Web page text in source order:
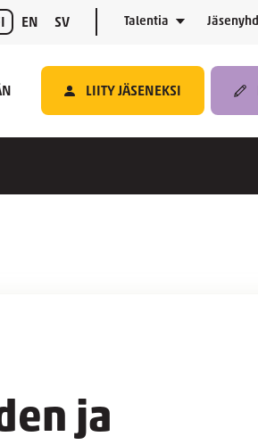
EN SV Talentia
LIITY JÄSENEKSI
ja